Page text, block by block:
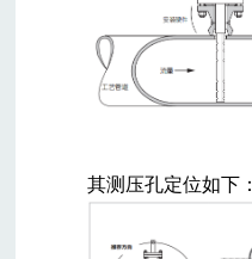
其测压孔定位如下：